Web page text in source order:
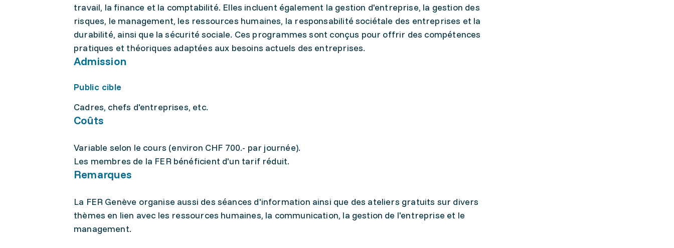
travail, la finance et la comptabilité. Elles incluent également la gestion d'entreprise, la gestion des
risques, le management, les ressources humaines, la responsabilité sociétale des entreprises et la
durabilité, ainsi que la sécurité sociale. Ces programmes sont conçus pour offrir des compétences
pratiques et théoriques adaptées aux besoins actuels des entreprises.
Admission
Public cible
Cadres, chefs d'entreprises, etc.
Coûts
Variable selon le cours (environ CHF 700.- par journée).
Les membres de la FER bénéficient d'un tarif réduit.
Remarques
La FER Genève organise aussi des séances d'information ainsi que des ateliers gratuits sur divers
thèmes en lien avec les ressources humaines, la communication, la gestion de l'entreprise et le
management.